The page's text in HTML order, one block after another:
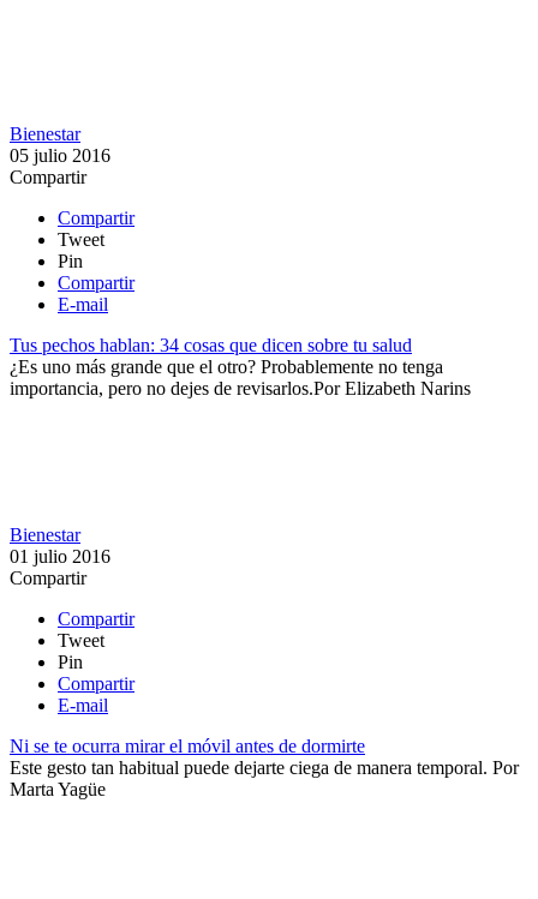
Bienestar
05 julio 2016
Compartir
Compartir
Tweet
Pin
Compartir
E-mail
Tus pechos hablan: 34 cosas que dicen sobre tu salud
¿Es uno más grande que el otro? Probablemente no tenga
importancia, pero no dejes de revisarlos.​​PorElizabeth Narins
Bienestar
01 julio 2016
Compartir
Compartir
Tweet
Pin
Compartir
E-mail
Ni se te ocurra mirar el móvil antes de dormirte
Este gesto tan habitual puede dejarte ciega de manera temporal. Por
Marta Yagüe